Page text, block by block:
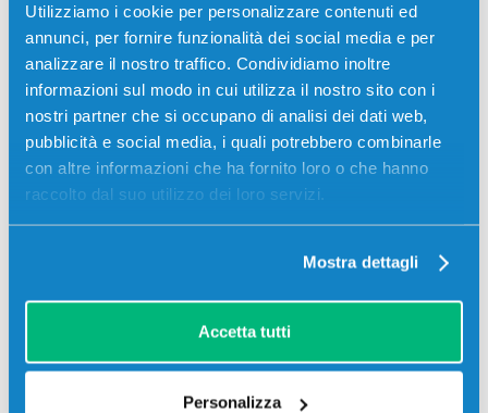
Utilizziamo i cookie per personalizzare contenuti ed
annunci, per fornire funzionalità dei social media e per
analizzare il nostro traffico. Condividiamo inoltre
informazioni sul modo in cui utilizza il nostro sito con i
nostri partner che si occupano di analisi dei dati web,
pubblicità e social media, i quali potrebbero combinarle
con altre informazioni che ha fornito loro o che hanno
raccolto dal suo utilizzo dei loro servizi.
Mostra dettagli
Accetta tutti
Personalizza
Descrizione
Toner Ricoh 408252 SPC360E originale MAGENTA
6000 pagine per Stampanti: Ricoh SP C361SFNW
Recensioni